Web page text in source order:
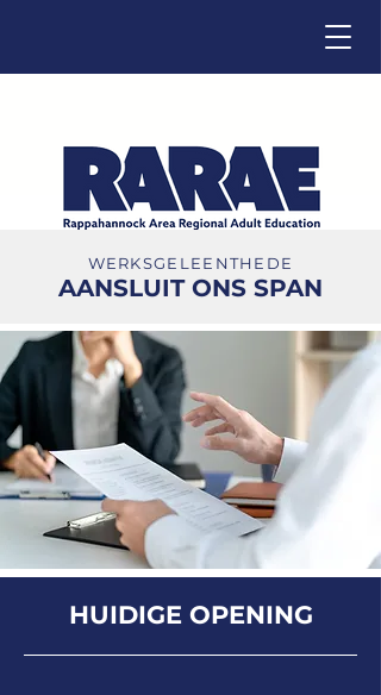
Click below to change language.
WERKSGELEENTHEDE
AANSLUIT ONS SPAN
HUIDIGE OPENING